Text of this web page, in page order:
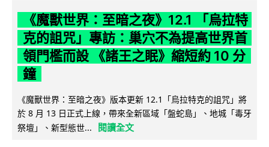
《魔獸世界：至暗之夜》12.1 「烏拉特
克的詛咒」專訪：巢穴不為提高世界首
領門檻而設 《諸王之眠》縮短約 10 分
鐘
《魔獸世界：至暗之夜》版本更新 12.1「烏拉特克的詛咒」將
於 8 月 13 日正式上線，帶來全新區域「盤蛇島」、地城「毒牙
祭壇」、新型態世...
閱讀全文